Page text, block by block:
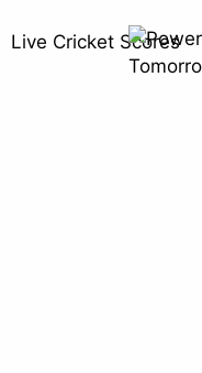
Live Cricket Scores